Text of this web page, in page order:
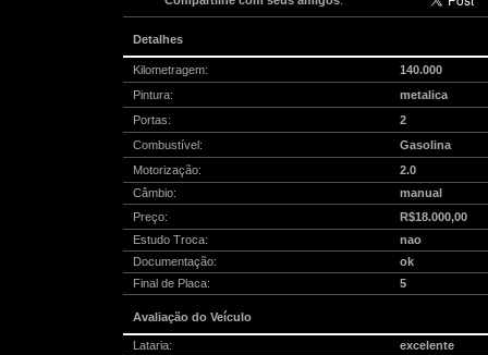
Detalhes
Kilometragem:
140.000
Pintura:
metalica
Portas:
2
Combustível:
Gasolina
Motorização:
2.0
Câmbio:
manual
Preço:
R$18.000,00
Estudo Troca:
nao
Documentação:
ok
Final de Placa:
5
Avaliação do Veículo
Lataria:
excelente